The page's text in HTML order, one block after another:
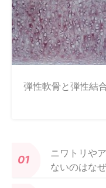
弾性軟骨と弾性結
ニワトリや
ないのはな